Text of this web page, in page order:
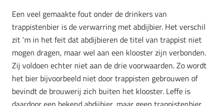
Een veel gemaakte fout onder de drinkers van
trappistenbier is de verwarring met abdijbier. Het verschil
zit ‘m in het feit dat abdijbieren de titel van trappist niet
mogen dragen, maar wel aan een klooster zijn verbonden.
Zij voldoen echter niet aan de drie voorwaarden. Zo wordt
het bier bijvoorbeeld niet door trappisten gebrouwen of
bevindt de brouwerij zich buiten het klooster. Leffe is